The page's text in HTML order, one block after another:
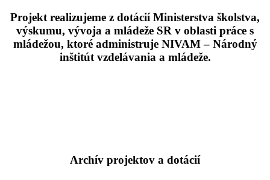
Projekt realizujeme z dotácií Ministerstva školstva,
výskumu, vývoja a mládeže SR v oblasti práce s
mládežou, ktoré administruje NIVAM – Národný
inštitút vzdelávania a mládeže.
Archív projektov a dotácií